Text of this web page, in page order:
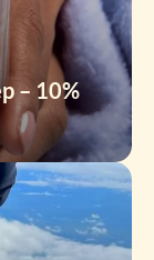
– 10%